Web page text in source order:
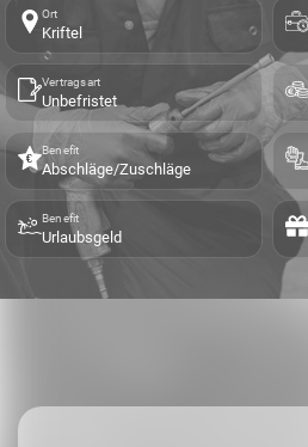
Ort
Kriftel
Vertragsart
Unbefristet
Benefit
Abschläge/Zuschläge
Benefit
Urlaubsgeld